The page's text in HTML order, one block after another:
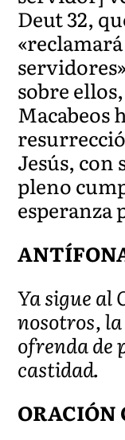
Deut 32,
sobre
Macabeos
Jesús,
pleno
esperanza
Ya sigue al
nosotros,
ofrenda de
castidad.
ORACIÓN